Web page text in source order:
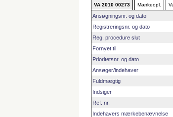
VA 2010 00273 Mærkeopl.
Ansøgningsnr. og dato
Registreringsnr. og dato
Reg. procedure slut
Fornyet til
Prioritetsnr. og dato
Ansøger/indehaver
Fuldmægtig
Indsiger
Ref. nr.
Indehavers mærkebenævnelse